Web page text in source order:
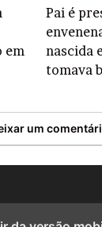
em
Pai é
nascida
tomava
um